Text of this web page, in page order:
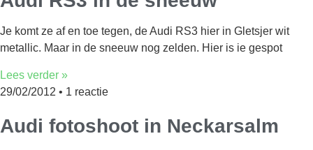
Je komt ze af en toe tegen, de Audi RS3 hier in Gletsjer wit
metallic. Maar in de sneeuw nog zelden. Hier is ie gespot
Lees verder »
29/02/2012
1 reactie
Audi fotoshoot in Neckarsalm